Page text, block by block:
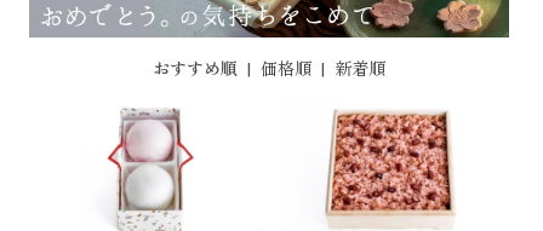
おすすめ順 | 価格順| 新着順